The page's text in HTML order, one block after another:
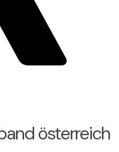
österreich